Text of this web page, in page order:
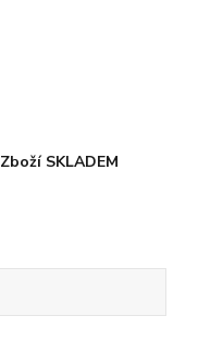
Zboží SKLADEM